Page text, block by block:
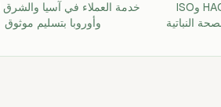
عمليات متوافقة مع HACCP وISO
خدمة العملاء في آسيا
وأوروبا بتسليم موثوق